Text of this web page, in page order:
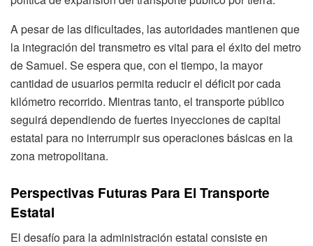
A pesar de las dificultades, las autoridades mantienen que
la integración del transmetro es vital para el éxito del metro
de Samuel. Se espera que, con el tiempo, la mayor
cantidad de usuarios permita reducir el déficit por cada
kilómetro recorrido. Mientras tanto, el transporte público
seguirá dependiendo de fuertes inyecciones de capital
estatal para no interrumpir sus operaciones básicas en la
zona metropolitana.
Perspectivas Futuras Para El Transporte
Estatal
El desafío para la administración estatal consiste en